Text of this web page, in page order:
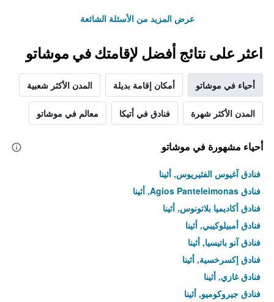
عرض المزيد من الأسئلة الشائعة
اعثر على نتائج أفضل لإقامتك في موشاتو
أحياء في موشاتو أمكان إقامة بديلة المدن الأكثر شعبية
المدن الأكثر شهرة فنادق في أتيكا معالم في موشاتو
أحياء مشهورة في موشاتو
فنادق آغيوس الفثيريوس, أثينا
فنادق Agios Panteleimonas, أثينا
فنادق أكاديميا بلاتونوس, أثينا
فنادق أمبيلوكيبي, أثينا
فنادق آنو باتيسيا, أثينا
فنادق إكسرخسية, أثينا
فنادق غازي, أثينا
فنادق جيروكوميو, أثينا